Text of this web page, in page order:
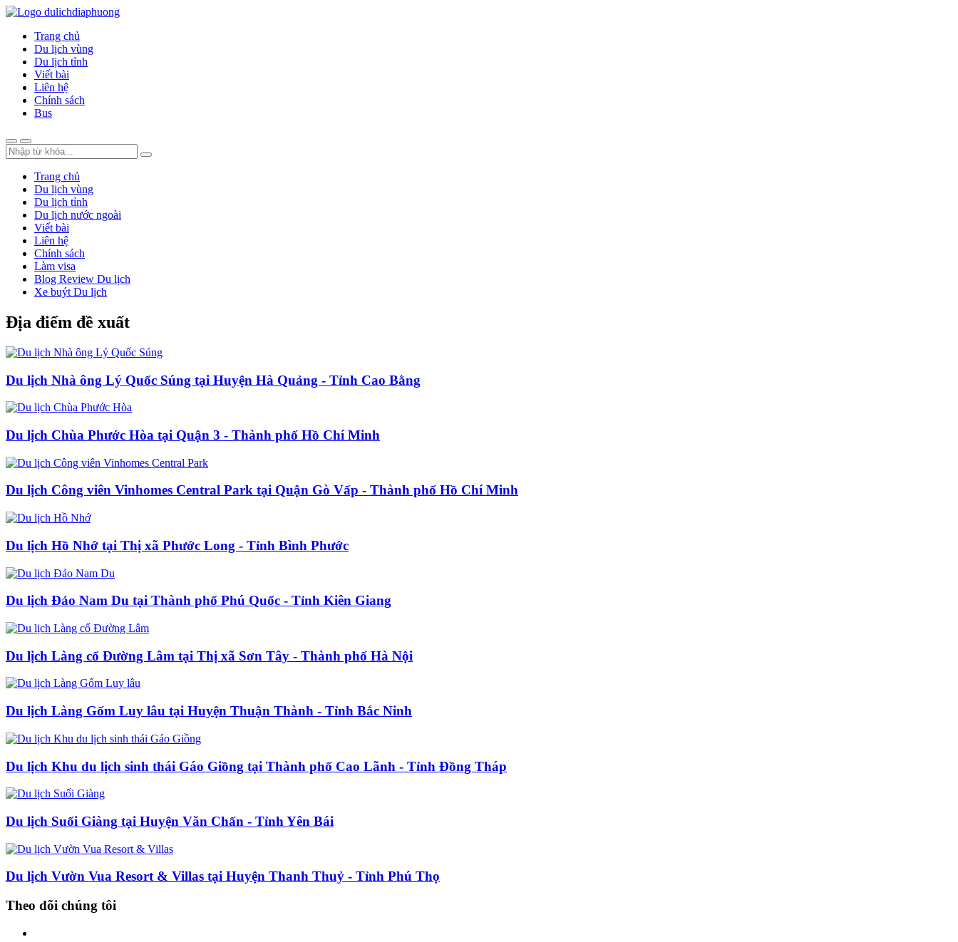
Trang chủ
Du lịch vùng
Du lịch tỉnh
Viết bài
Liên hệ
Chính sách
Bus
Trang chủ
Du lịch vùng
Du lịch tỉnh
Du lịch nước ngoài
Viết bài
Liên hệ
Chính sách
Làm visa
Blog Review Du lịch
Xe buýt Du lịch
Địa điểm đề xuất
Du lịch Nhà ông Lý Quốc Súng tại Huyện Hà Quảng - Tỉnh Cao Bằng
Du lịch Chùa Phước Hòa tại Quận 3 - Thành phố Hồ Chí Minh
Du lịch Công viên Vinhomes Central Park tại Quận Gò Vấp - Thành phố Hồ Chí Minh
Du lịch Hồ Nhớ tại Thị xã Phước Long - Tỉnh Bình Phước
Du lịch Đảo Nam Du tại Thành phố Phú Quốc - Tỉnh Kiên Giang
Du lịch Làng cổ Đường Lâm tại Thị xã Sơn Tây - Thành phố Hà Nội
Du lịch Làng Gốm Luy lâu tại Huyện Thuận Thành - Tỉnh Bắc Ninh
Du lịch Khu du lịch sinh thái Gáo Giồng tại Thành phố Cao Lãnh - Tỉnh Đồng Tháp
Du lịch Suối Giàng tại Huyện Văn Chấn - Tỉnh Yên Bái
Du lịch Vườn Vua Resort & Villas tại Huyện Thanh Thuỷ - Tỉnh Phú Thọ
Theo dõi chúng tôi